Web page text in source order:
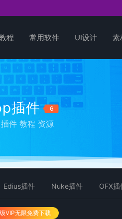
程 常用软件 UI设计 素
插件 6
件 教程 资源
Edius插件 Nuke插件 OFX插
VIP无限免费下载